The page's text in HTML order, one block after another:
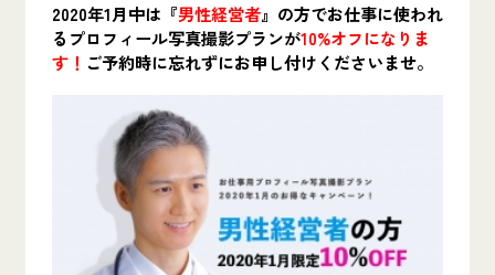
2020年1月中は『男性経営者』の方でお仕事に使われ
るプロフィール写真撮影プランが10%オフになりま
す！ ご予約時に忘れずにお申し付けくださいませ。